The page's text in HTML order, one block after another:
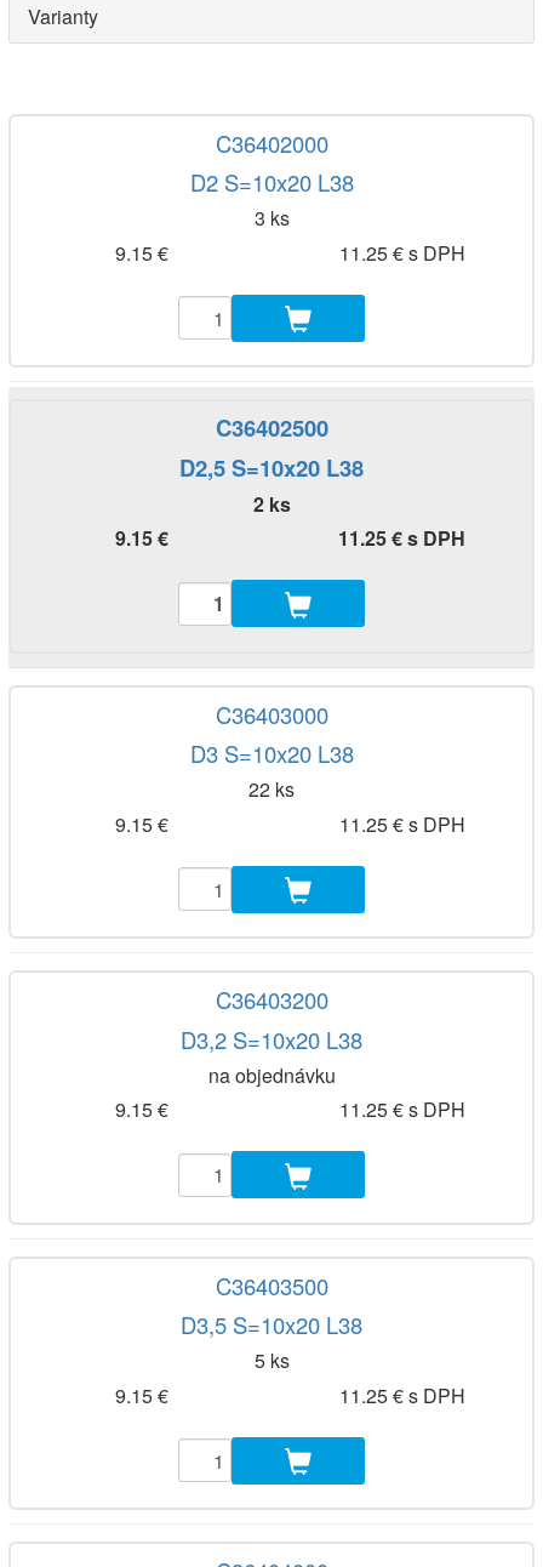
Varianty
C36402000
D2 S=10x20 L38
3 ks
9.15 €
11.25 € s DPH
C36402500
D2,5 S=10x20 L38
2 ks
9.15 €
11.25 € s DPH
C36403000
D3 S=10x20 L38
22 ks
9.15 €
11.25 € s DPH
C36403200
D3,2 S=10x20 L38
na objednávku
9.15 €
11.25 € s DPH
C36403500
D3,5 S=10x20 L38
5 ks
9.15 €
11.25 € s DPH